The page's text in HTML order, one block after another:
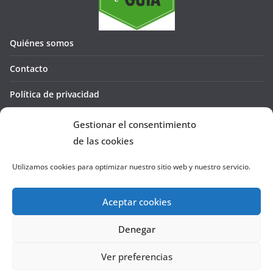
Gestionar el consentimiento
de las cookies
Utilizamos cookies para optimizar nuestro sitio web y nuestro servicio.
Aceptar cookies
Denegar
Ver preferencias
Quiénes somos
Contacto
Política de privacidad
Política de cookies (UE)
La Cañada te GUÍA
reservados.
por ThemeGrill. Funciona con